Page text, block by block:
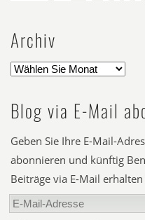
Archiv
Blog via E-Mail
Geben Sie Ihre E-Mail-
abonnieren und künftig
Beiträge via E-Mail
E-
Mail-